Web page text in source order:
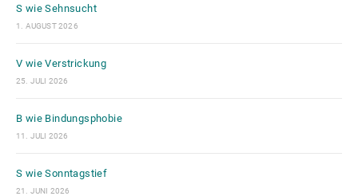
S wie Sehnsucht
1. AUGUST 2026
V wie Verstrickung
25. JULI 2026
B wie Bindungsphobie
11. JULI 2026
S wie Sonntagstief
21. JUNI 2026